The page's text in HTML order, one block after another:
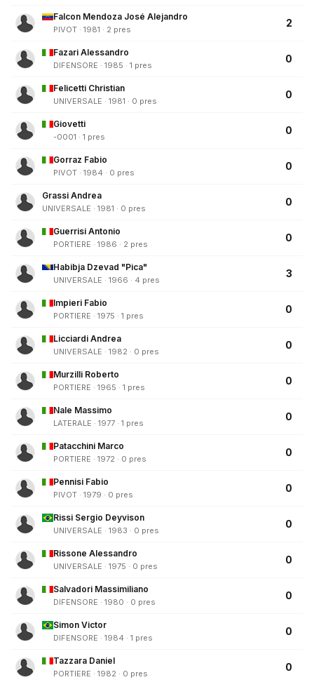
Falcon Mendoza José Alejandro
PIVOT · 1981 · 2 pres
2
Fazari Alessandro
DIFENSORE · 1985 · 1 pres
0
Felicetti Christian
UNIVERSALE · 1981 · 0 pres
0
Giovetti
-0001 · 1 pres
0
Gorraz Fabio
PIVOT · 1984 · 0 pres
0
Grassi Andrea
UNIVERSALE · 1981 · 0 pres
0
Guerrisi Antonio
PORTIERE · 1986 · 2 pres
0
Habibja Dzevad "Pica"
UNIVERSALE · 1966 · 4 pres
3
Impieri Fabio
PORTIERE · 1975 · 1 pres
0
Licciardi Andrea
UNIVERSALE · 1982 · 0 pres
0
Murzilli Roberto
PORTIERE · 1965 · 1 pres
0
Nale Massimo
LATERALE · 1977 · 1 pres
0
Patacchini Marco
PORTIERE · 1972 · 0 pres
0
Pennisi Fabio
PIVOT · 1979 · 0 pres
0
Rissi Sergio Deyvison
UNIVERSALE · 1983 · 0 pres
0
Rissone Alessandro
UNIVERSALE · 1975 · 0 pres
0
Salvadori Massimiliano
DIFENSORE · 1980 · 0 pres
0
Simon Victor
DIFENSORE · 1984 · 1 pres
0
Tazzara Daniel
PORTIERE · 1982 · 0 pres
0